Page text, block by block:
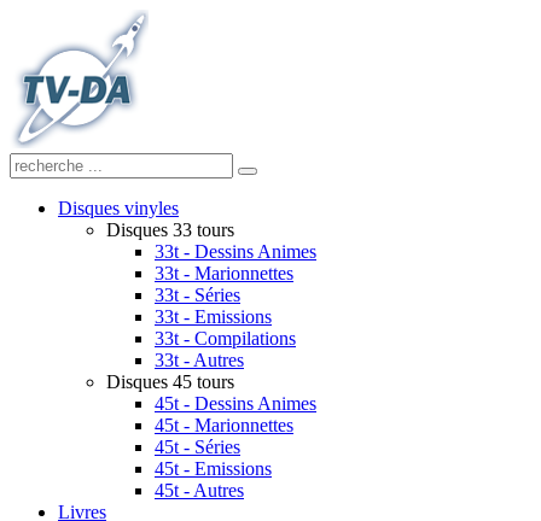
Disques vinyles
Disques 33 tours
33t - Dessins Animes
33t - Marionnettes
33t - Séries
33t - Emissions
33t - Compilations
33t - Autres
Disques 45 tours
45t - Dessins Animes
45t - Marionnettes
45t - Séries
45t - Emissions
45t - Autres
Livres